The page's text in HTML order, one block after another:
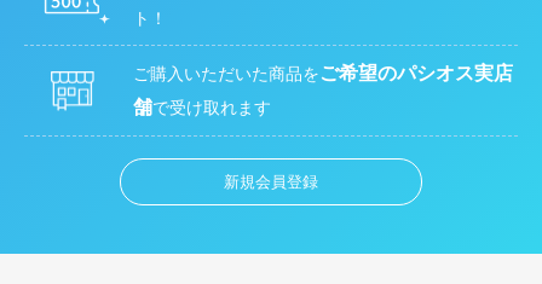
ト！
ご購入いただいた商品をご希望のパシオス実店
舗で受け取れます
新規会員登録